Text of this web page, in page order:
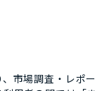
市場調査・レポ